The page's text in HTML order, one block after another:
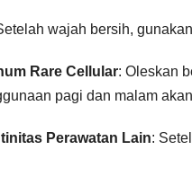
wajah bersih,
Rare Cellular: Oleskan
pagi dan malam
Perawatan Lain: